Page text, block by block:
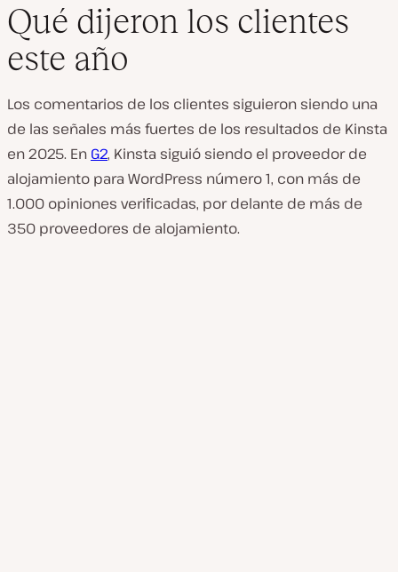
Qué dijeron los clientes
este año
Los comentarios de los clientes siguieron siendo una
de las señales más fuertes de los resultados de Kinsta
en 2025. En G2, Kinsta siguió siendo el proveedor de
alojamiento para WordPress número 1, con más de
1.000 opiniones verificadas, por delante de más de
350 proveedores de alojamiento.